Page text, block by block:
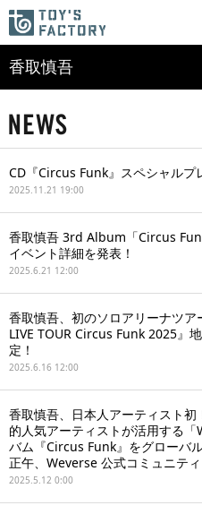
香取慎吾
CD『Circus Funk』スペシャルプ
2025.11.21 19:00
香取慎吾 3rd Album「Circus
イベント詳細を発表！
2025.6.21 12:00
香取慎吾、初のソロアリーナツ
LIVE TOUR Circus Funk 2025』
定！
2025.6.16 12:00
香取慎吾、日本人アーティスト初
的人気アーティストが活用する
バム『Circus Funk』をグローバ
正午、Weverse 公式コミュニテ
2025.5.12 0:00